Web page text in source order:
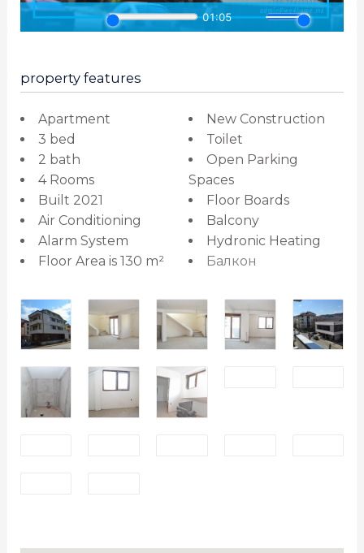
property features
Apartment
3 bed
2 bath
4 Rooms
Built 2021
Air Conditioning
Alarm System
Floor Area is 130 m²
New Construction
Toilet
Open Parking
Spaces
Floor Boards
Balcony
Hydronic Heating
Балкон